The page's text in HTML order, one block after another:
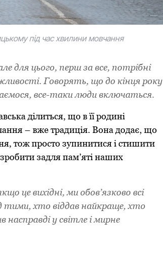
під час хвилини мовчання
для цього, перш за все, потрібні
Говорять, що до кінця року
все-таки люди включаться.
ділиться, що в її родині
– вже традиція. Вона додає, що
тож просто зупинитися і стишити
задля пам’яті наших
це вихідні, ми обов’язково всі
тими, хто віддав найкраще, хто
насправді у світле і мирне